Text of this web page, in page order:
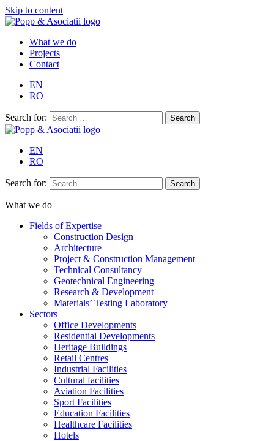
Skip to content
What we do
Projects
Contact
EN
RO
Search for:
EN
RO
Search for:
What we do
Fields of Expertise
Construction Design
Architecture
Project & Construction Management
Technical Consultancy
Geotechnical Engineering
Research & Development
Materials’ Testing Laboratory
Sectors
Office Developments
Residential Developments
Heritage Buildings
Retail Centres
Industrial Facilities
Cultural facilities
Aviation Facilities
Sport Facilities
Education Facilities
Healthcare Facilities
Hotels